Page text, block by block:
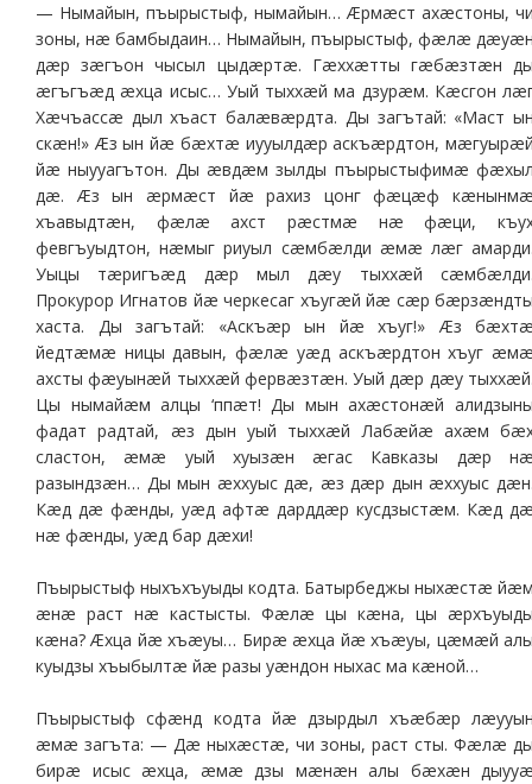
— Нымайын, пъырыстыф, нымайын… Æрмæст ахæстоны,
зоны, нæ бамбыдаин… Нымайын, пъырыстыф, фæлæ
дæр зæгъон чысыл цыдæртæ. Гæххæтты гæбæзтæн
æгъгъæд æхца исыс… Уый тыххæй ма дзурæм. Кæсгон
Хæчъассæ дыл хъаст балæвæрдта. Ды загътай: «Маст
скæн!» Æз ын йæ бæхтæ иууылдæр аскъæрдтон,
йæ ныууагътон. Ды æвдæм зылды пъырыстыфимæ
дæ. Æз ын æрмæст йæ рахиз цонг фæцæф
хъавыдтæн, фæлæ ахст рæстмæ нæ фæци,
февгъуыдтон, нæмыг риуыл сæмбæлди æмæ лæг
Уыцы тæригъæд дæр мыл дæу тыххæй
Прокурор Игнатов йæ черкесаг хъугæй йæ сæр
хаста. Ды загътай: «Аскъæр ын йæ хъуг!» Æз
йедтæмæ ницы давын, фæлæ уæд аскъæрдтон хъуг
ахсты фæуынæй тыххæй фервæзтæн. Уый дæр дæу
Цы нымайæм алцы ‘ппæт! Ды мын ахæстонæй
фадат радтай, æз дын уый тыххæй Лабæйæ ахæм
сластон, æмæ уый хуызæн æгас Кавказы дæр
разындзæн… Ды мын æххуыс дæ, æз дæр дын æххуыс
Кæд дæ фæнды, уæд афтæ дарддæр кусдзыстæм. Кæд
нæ фæнды, уæд бар дæхи!
Пъырыстыф ныхъхъуыды кодта. Батырбеджы ныхæстæ
æнæ раст нæ кастысты. Фæлæ цы кæна, цы
кæна? Æхца йæ хъæуы… Бирæ æхца йæ хъæуы, цæмæй
куыдзы хъыбылтæ йæ разы уæндон ныхас ма кæной…
Пъырыстыф сфæнд кодта йæ дзырдыл хъæбæр
æмæ загъта: — Дæ ныхæстæ, чи зоны, раст сты. Фæлæ
бирæ исыс æхца, æмæ дзы мæнæн алы бæхæн